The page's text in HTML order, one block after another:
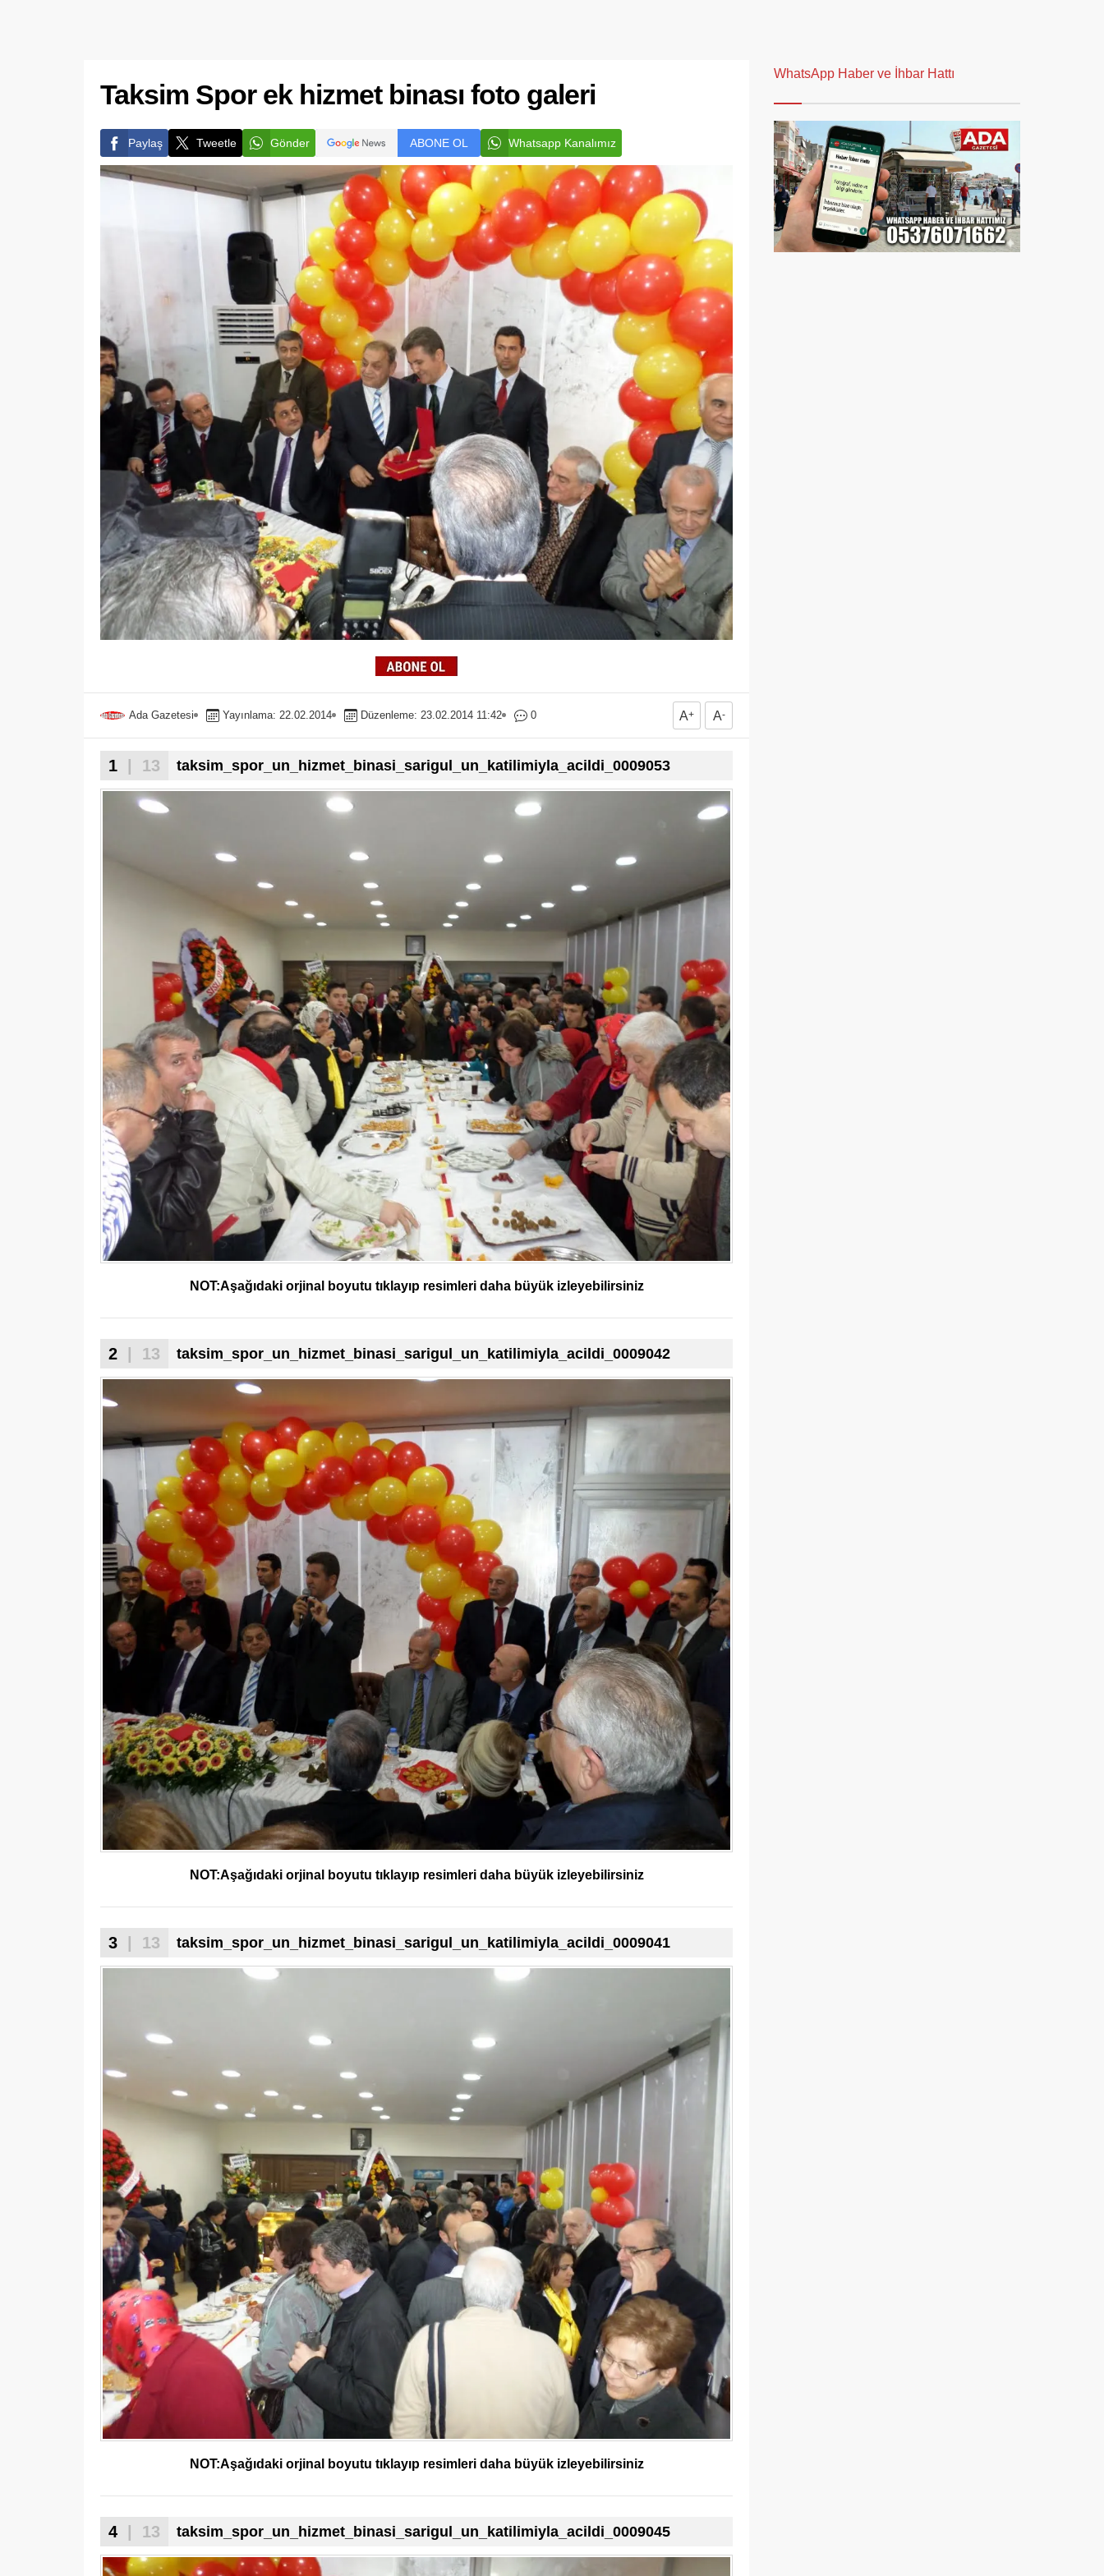
Taksim Spor ek hizmet binası foto galeri
Paylaş Tweetle Gönder ABONE OL Whatsapp Kanalımız
Ada Gazetesi Yayınlama: 22.02.2014 Düzenleme: 23.02.2014 11:42 0 A+ A-
1 | 13 taksim_spor_un_hizmet_binasi_sarigul_un_katilimiyla_acildi_0009053
NOT:Aşağıdaki orjinal boyutu tıklayıp resimleri daha büyük izleyebilirsiniz
2 | 13 taksim_spor_un_hizmet_binasi_sarigul_un_katilimiyla_acildi_0009042
NOT:Aşağıdaki orjinal boyutu tıklayıp resimleri daha büyük izleyebilirsiniz
3 | 13 taksim_spor_un_hizmet_binasi_sarigul_un_katilimiyla_acildi_0009041
NOT:Aşağıdaki orjinal boyutu tıklayıp resimleri daha büyük izleyebilirsiniz
4 | 13 taksim_spor_un_hizmet_binasi_sarigul_un_katilimiyla_acildi_0009045
WhatsApp Haber ve İhbar Hattı